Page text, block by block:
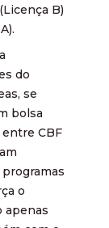
B)
do
se
bolsa
CBF
o
apenas